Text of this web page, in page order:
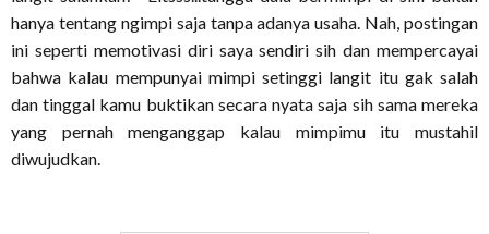
hanya tentang ngimpi saja tanpa adanya usaha. Nah, postingan
ini seperti memotivasi diri saya sendiri sih dan mempercayai
bahwa kalau mempunyai mimpi setinggi langit itu gak salah
dan tinggal kamu buktikan secara nyata saja sih sama mereka
yang pernah menganggap kalau mimpimu itu mustahil
diwujudkan.